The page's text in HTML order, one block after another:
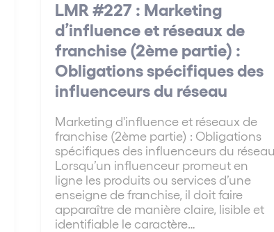
LMR #227 : Marketing
d’influence et réseaux de
franchise (2ème partie) :
Obligations spécifiques des
influenceurs du réseau
Marketing d'influence et réseaux de
franchise (2ème partie) : Obligations
spécifiques des influenceurs du réseau
Lorsqu’un influenceur promeut en
ligne les produits ou services d’une
enseigne de franchise, il doit faire
apparaître de manière claire, lisible et
identifiable le caractère…